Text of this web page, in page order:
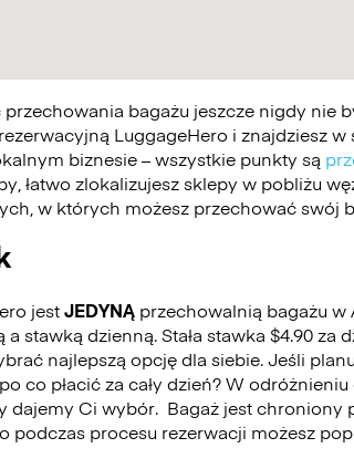
bagażu jeszcze nigdy nie
LuggageHero i znajdziesz
biznesie – wszystkie punkty są
łatwo zlokalizujesz sklepy w pobliżu
w których możesz przechować swój
jestJEDYNĄ przechowalnią bagażu
stawką dzienną. Stała stawka $4.90
najlepszą opcję dla siebie. Jeśli
co płacić za cały dzień? W
dajemy Ci wybór. Bagaż jest chroniony
podczas procesu rezerwacji możesz